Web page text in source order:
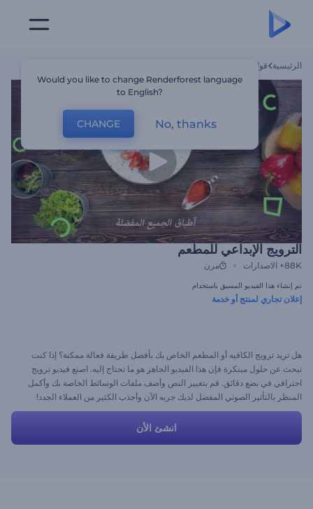
الرئيسية قوالب
الترويج الإبداعي للمطعم
88K+ الاصدارات مرن
تم إنشاء هذا الفيديو المسبق باستخدام
إعلان تجاري لمنتج أو خدمة
هل تريد ترويج الكافيه أو المطعم الخاص بك بأفضل طريقة فعالة ممكنة؟ إذا كنت
تبحث عن حلول مبتكرة فإن هذا الفيديو الجاهز هو ما تحتاج إليه. اصنع فيديو ترويج
احترافي في بضع دقائق. قم بتغيير النص وأضف ملفات الوسائط الخاصة بك وأكمل
المنظر بالتأثير الصوتي المفضل لديك جربه الآن وأجذب الكثير من العملاء الجدد!
انشئ الأن
Would you like to change Renderforest language
to English?
CHANGE No, thanks